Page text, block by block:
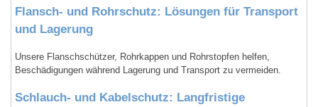
Flansch- und Rohrschutz: Lösungen für Transport
und Lagerung
Unsere Flanschschützer, Rohrkappen und Rohrstopfen helfen,
Beschädigungen während Lagerung und Transport zu vermeiden.
Schlauch- und Kabelschutz: Langfristige